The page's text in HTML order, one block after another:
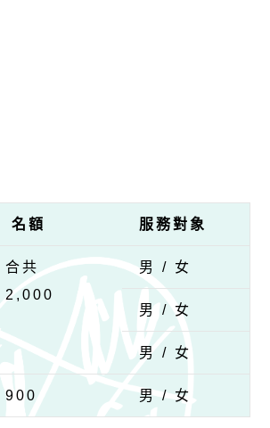
名額 服務對象
合共
2,000
男 / 女
男 / 女
男 / 女
900 男 / 女